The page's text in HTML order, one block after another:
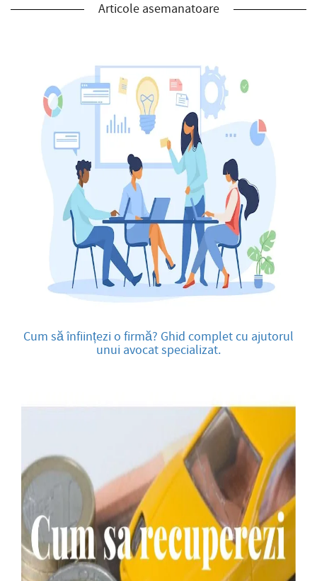
Articole asemanatoare
Cum să înființezi o firmă? Ghid complet cu ajutorul
unui avocat specializat.